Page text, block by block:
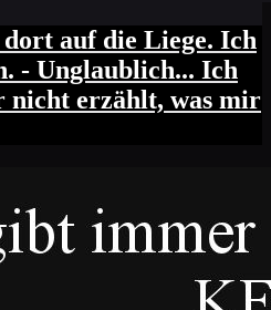
auf die Liege. Ich
- Unglaublich... Ich
nicht erzählt, was mir